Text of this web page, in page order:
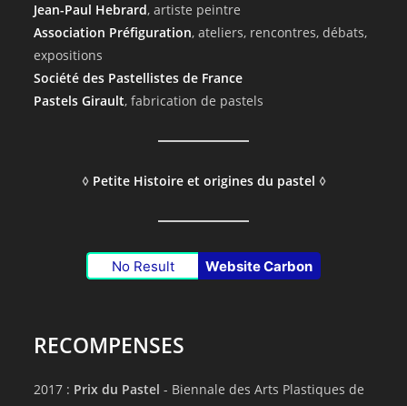
Jean-Paul Hebrard, artiste peintre
Association Préfiguration, ateliers, rencontres, débats,
expositions
Société des Pastellistes de France
Pastels Girault, fabrication de pastels
◊ Petite Histoire et origines du pastel ◊
No Result Website Carbon
RECOMPENSES
2017 : Prix du Pastel - Biennale des Arts Plastiques de